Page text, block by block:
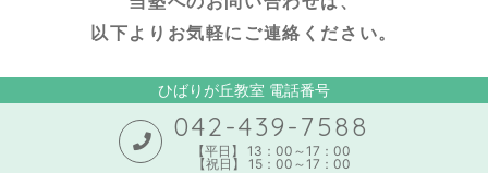
以下よりお気軽にご連絡ください。
ひばりが丘教室 電話番号
042-439-7588
【平日】 13：00～17：00
【祝日】 15：00～17：00